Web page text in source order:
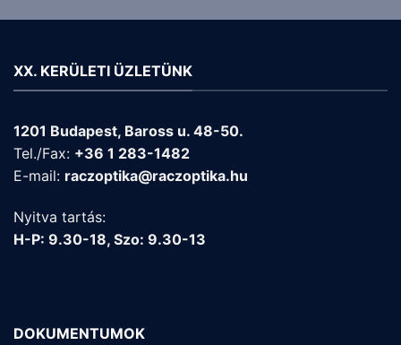
XX. KERÜLETI ÜZLETÜNK
1201 Budapest, Baross u. 48-50.
Tel./Fax: +36 1 283-1482
E-mail: raczoptika@raczoptika.hu
Nyitva tartás:
H-P: 9.30-18, Szo: 9.30-13
DOKUMENTUMOK